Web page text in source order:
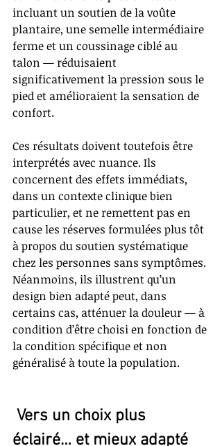
incluant un soutien de la voûte
plantaire, une semelle intermédiaire
ferme et un coussinage ciblé au
talon — réduisaient
significativement la pression sous le
pied et amélioraient la sensation de
confort.
Ces résultats doivent toutefois être
interprétés avec nuance. Ils
concernent des effets immédiats,
dans un contexte clinique bien
particulier, et ne remettent pas en
cause les réserves formulées plus tôt
à propos du soutien systématique
chez les personnes sans symptômes.
Néanmoins, ils illustrent qu’un
design bien adapté peut, dans
certains cas, atténuer la douleur — à
condition d’être choisi en fonction de
la condition spécifique et non
généralisé à toute la population.
éclairé… et mieux adapté